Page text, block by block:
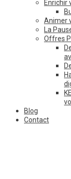
Enrichir
Animer
La
Offres
Blog
Contact